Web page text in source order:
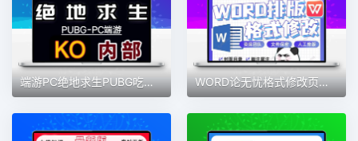
端游PC绝地求生PUBG吃鸡游戏软件教程资料 WORD论无忧格式修改页眉页码排版调整字体修改行距目录公式图表